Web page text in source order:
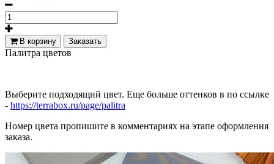
В корзину Заказать
Палитра цветов
Выберите подходящий цвет. Еще больше оттенков в по ссылке
- https://terrabox.ru/page/palitra
Номер цвета пропишите в комментариях на этапе оформления
заказа.